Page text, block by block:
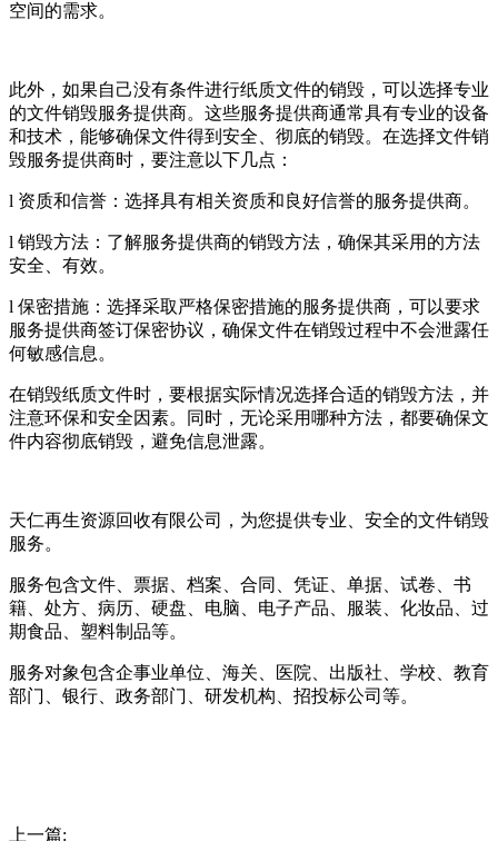
空间的需求。
此外，如果自己没有条件进行纸质文件的销毁，可以选择专业
的文件销毁服务提供商。这些服务提供商通常具有专业的设备
和技术，能够确保文件得到安全、彻底的销毁。在选择文件销
毁服务提供商时，要注意以下几点：
l 资质和信誉：选择具有相关资质和良好信誉的服务提供商。
l 销毁方法：了解服务提供商的销毁方法，确保其采用的方法
安全、有效。
l 保密措施：选择采取严格保密措施的服务提供商，可以要求
服务提供商签订保密协议，确保文件在销毁过程中不会泄露任
何敏感信息。
在销毁纸质文件时，要根据实际情况选择合适的销毁方法，并
注意环保和安全因素。同时，无论采用哪种方法，都要确保文
件内容彻底销毁，避免信息泄露。
天仁再生资源回收有限公司，为您提供专业、安全的文件销毁
服务。
服务包含文件、票据、档案、合同、凭证、单据、试卷、书
籍、处方、病历、硬盘、电脑、电子产品、服装、化妆品、过
期食品、塑料制品等。
服务对象包含企事业单位、海关、医院、出版社、学校、教育
部门、银行、政务部门、研发机构、招投标公司等。
上一篇: